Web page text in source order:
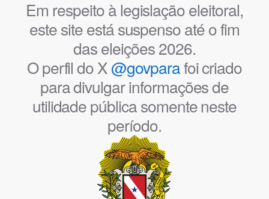
Em respeito à legislação eleitoral,
este site está suspenso até o fim
das eleições 2026.
O perfil do X@govparafoi criado
para divulgar informações de
utilidade pública somente neste
período.